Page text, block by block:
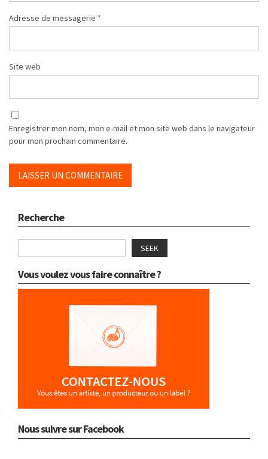
Adresse de messagerie *
Site web
Enregistrer mon nom, mon e-mail et mon site web dans le navigateur
pour mon prochain commentaire.
Recherche
SEEK
Vous voulez vous faire connaître ?
Nous suivre sur Facebook